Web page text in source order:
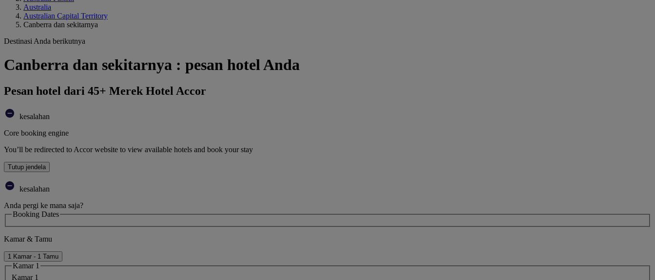
Australia
Australian Capital Territory
Canberra dan sekitarnya
Destinasi Anda berikutnya
Canberra dan sekitarnya : pesan hotel Anda
Pesan hotel dari 45+ Merek Hotel Accor
kesalahan
Core booking engine
You’ll be redirected to Accor website to view available hotels and book your stay
Tutup jendela
kesalahan
Anda pergi ke mana saja?
Booking Dates
Kamar & Tamu
1 Kamar - 1 Tamu
Kamar 1
Kamar 1